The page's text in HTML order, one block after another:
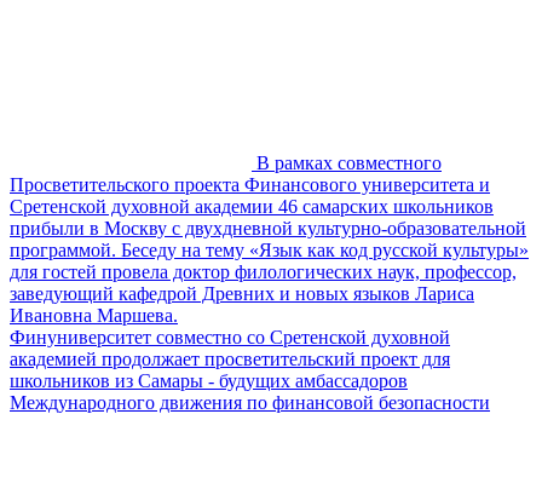
В рамках совместного
Просветительского проекта Финансового университета и
Сретенской духовной академии 46 самарских школьников
прибыли в Москву с двухдневной культурно-образовательной
программой. Беседу на тему «Язык как код русской культуры»
для гостей провела доктор филологических наук, профессор,
заведующий кафедрой Древних и новых языков Лариса
Ивановна Маршева.
Финуниверситет совместно со Сретенской духовной
академией продолжает просветительский проект для
школьников из Самары - будущих амбассадоров
Международного движения по финансовой безопасности